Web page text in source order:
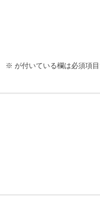
※ が付いている欄は必須項